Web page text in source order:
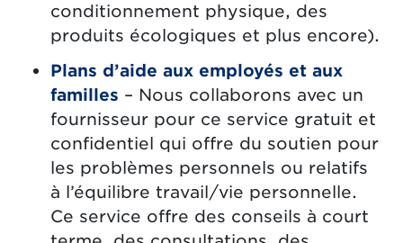
conditionnement physique, des
produits écologiques et plus encore).
Plans d’aide aux employés et aux
familles – Nous collaborons avec un
fournisseur pour ce service gratuit et
confidentiel qui offre du soutien pour
les problèmes personnels ou relatifs
à l’équilibre travail/vie personnelle.
Ce service offre des conseils à court